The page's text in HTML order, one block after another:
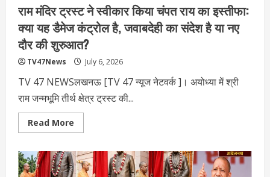
तैयारी?
राम मंदिर ट्रस्ट ने स्वीकार किया चंपत राय का इस्तीफा:
क्या यह डैमेज कंट्रोल है, जवाबदेही का संदेश है या नए
दौर की शुरुआत?
TV47News July 6, 2026
TV 47 NEWSलखनऊ [TV 47 न्‍यूज नेटवर्क ]। अयोध्या में श्री
राम जन्मभूमि तीर्थ क्षेत्र ट्रस्ट की...
Read More
more
मंदिर
ट्रस्ट
ने